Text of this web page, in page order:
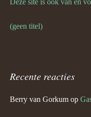
(geen titel)
Recente reacties
Berry van Gorkum op